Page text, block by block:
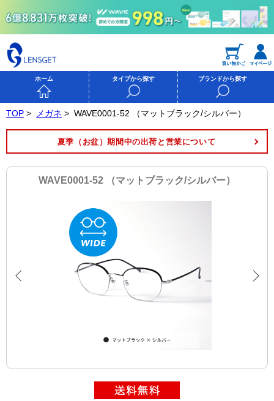
ホーム タイプから探す ブランドから探す
TOP > メガネ > WAVE0001-52 （マットブラック/シルバー）
夏季（お盆）期間中の出荷と営業について
WAVE0001-52 （マットブラック/シルバー）